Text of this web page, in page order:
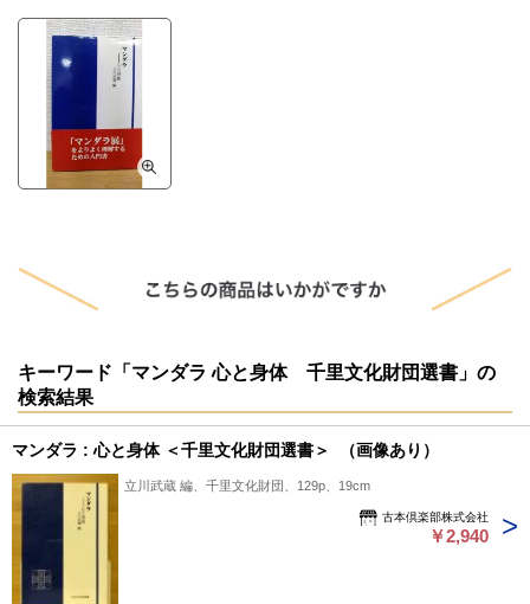
キーワード「マンダラ 心と身体 千里文化財団選書」の
検索結果
マンダラ : 心と身体 ＜千里文化財団選書＞ （画像あり）
立川武蔵 編、千里文化財団、129p、19cm
古本倶楽部株式会社
￥2,940